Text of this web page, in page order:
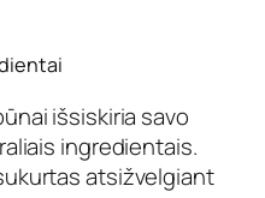
išsiskiria savo
ingredientais.
atsižvelgiant